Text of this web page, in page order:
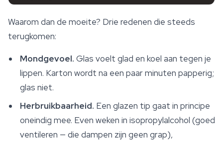
Waarom dan de moeite? Drie redenen die steeds
terugkomen:
Mondgevoel. Glas voelt glad en koel aan tegen je
lippen. Karton wordt na een paar minuten papperig;
glas niet.
Herbruikbaarheid. Een glazen tip gaat in principe
oneindig mee. Even weken in isopropylalcohol (goed
ventileren — die dampen zijn geen grap),